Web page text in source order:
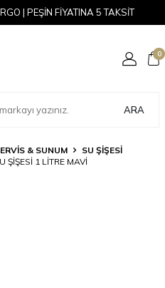
| PEŞİN FİYATINA 5 TAKSİT
ARA
0
& SUNUM
SU ŞIŞESI
ŞIŞESI 1 LITRE MAVI